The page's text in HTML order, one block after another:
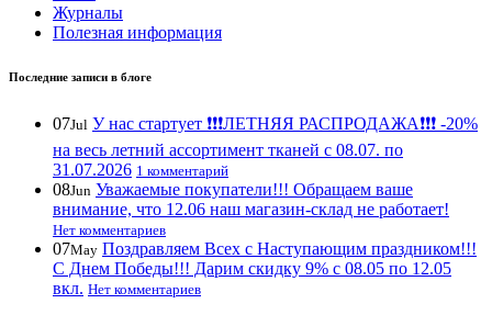
Журналы
Полезная информация
Последние записи в блоге
07Jul У нас стартует ❗️❗️❗️ЛЕТНЯЯ РАСПРОДАЖА❗️❗️❗️ -20%
на весь летний ассортимент тканей с 08.07. по
31.07.2026 1 комментарий
08Jun Уважаемые покупатели!!! Обращаем ваше
внимание, что 12.06 наш магазин-склад не работает!
Нет комментариев
07May Поздравляем Всех с Наступающим праздником!!!
С Днем Победы!!! Дарим скидку 9% с 08.05 по 12.05
вкл. Нет комментариев